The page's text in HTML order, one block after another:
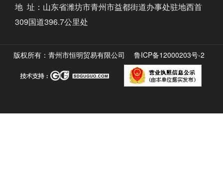
地 址：山东省潍坊市青州市益都街道办事处驻地西首
309国道396.7公里处
版权所有：青州市恒明贸易有限公司 鲁ICP备12000203号-2